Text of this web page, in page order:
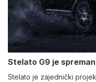
Stelato G9 je
Stelato je zajednički